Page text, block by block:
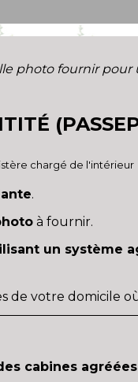
photo fournir
chargé de l'intérieur
.
à fournir.
un système
votre domicile
cabines agréées